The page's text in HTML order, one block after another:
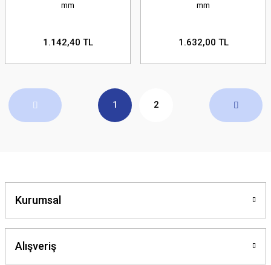
mm
1.142,40 TL
mm
1.632,00 TL
1 2
Kurumsal
Alışveriş